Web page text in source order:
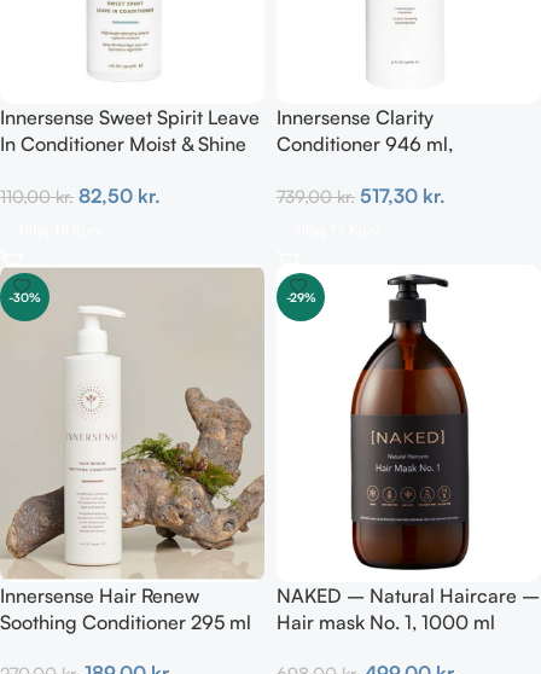
Innersense Sweet Spirit Leave
In Conditioner Moist & Shine
110,00kr. 82,50 kr.
Innersense Clarity
Conditioner 946 ml,
free
739,00kr. 517,30 kr.
-30%
Innersense Hair Renew
Soothing Conditioner 295 ml
-29%
NAKED – Natural Haircare –
Hair mask No. 1, 1000 ml